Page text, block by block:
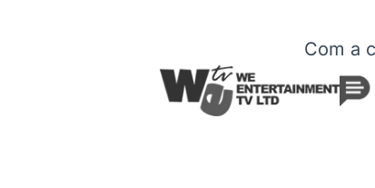
Com a